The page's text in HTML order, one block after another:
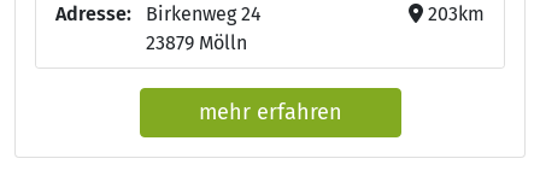
Adresse:
Birkenweg 24
23879 Mölln
203km
mehr erfahren